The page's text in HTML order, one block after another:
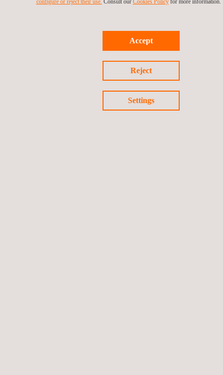
configure or reject their use. Consult our Cookies Policyfor more information.
Accept
Reject
Settings